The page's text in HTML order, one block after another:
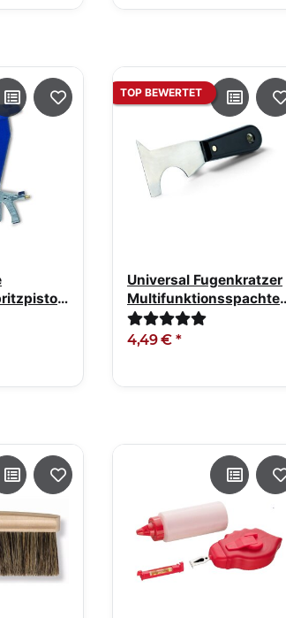
TOP BEWERTET
Universal Fugenkratzer
Multifunktionsspachtel
Rostfrei
4,49 € *